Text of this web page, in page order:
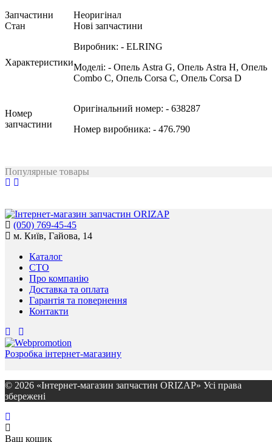
Запчастини
Неоригінал
Стан
Нові запчастини
Характеристики
Виробник: - ELRING
Моделі: - Опель Astra G, Опель Astra H, Опель
Combo C, Опель Corsa C, Опель Corsa D
Номер
запчастини
Оригінальний номер: - 638287
Номер виробника: - 476.790
Популярные товары
(050) 769-45-45
м. Київ, Гайова, 14
Каталог
СТО
Про компанію
Доставка та оплата
Гарантія та повернення
Контакти
Розробка інтернет-магазину
© 2026 «Інтернет-магазин запчастин ORIZAP» Усі права
збережені
Ваш кошик